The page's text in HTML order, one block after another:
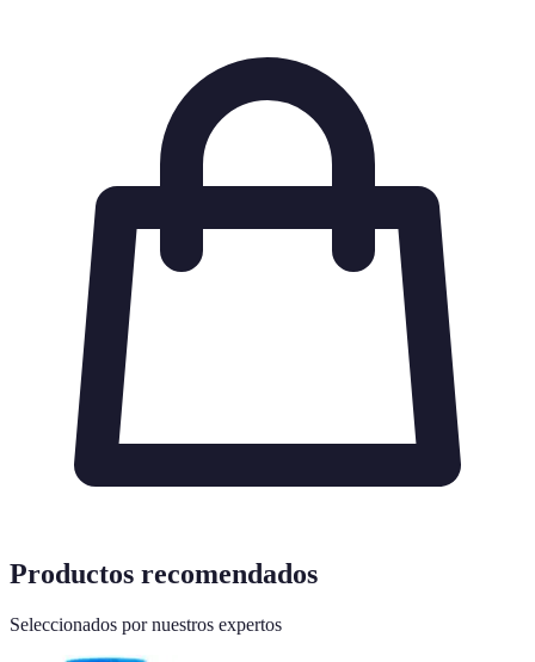
Productos recomendados
Seleccionados por nuestros expertos